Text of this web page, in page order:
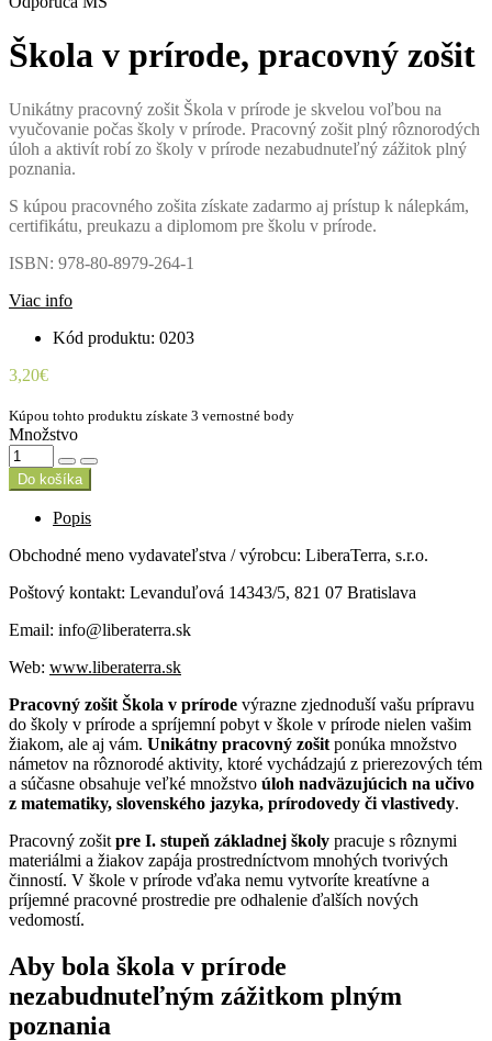
Škola v prírode, pracovný zošit
Unikátny pracovný zošit Škola v prírode je skvelou voľbou na
vyučovanie počas školy v prírode. Pracovný zošit plný rôznorodých
úloh a aktivít robí zo školy v prírode nezabudnuteľný zážitok plný
poznania.
S kúpou pracovného zošita získate zadarmo aj prístup k nálepkám,
certifikátu, preukazu a diplomom pre školu v prírode.
ISBN: 978-80-8979-264-1
Viac info
Kód produktu: 0203
3,20€
Kúpou tohto produktu získate 3 vernostné body
Množstvo
Do košíka
Popis
Obchodné meno vydavateľstva / výrobcu: LiberaTerra, s.r.o.
Poštový kontakt: Levanduľová 14343/5, 821 07 Bratislava
Email: info@liberaterra.sk
Web: www.liberaterra.sk
Pracovný zošit Škola v prírode výrazne zjednoduší vašu prípravu
do školy v prírode a spríjemní pobyt v škole v prírode nielen vašim
žiakom, ale aj vám. Unikátny pracovný zošit ponúka množstvo
námetov na rôznorodé aktivity, ktoré vychádzajú z prierezových tém
a súčasne obsahuje veľké množstvo úloh nadväzujúcich na učivo
z matematiky, slovenského jazyka, prírodovedy či vlastivedy.
Pracovný zošit pre I. stupeň základnej školy pracuje s rôznymi
materiálmi a žiakov zapája prostredníctvom mnohých tvorivých
činností. V škole v prírode vďaka nemu vytvoríte kreatívne a
príjemné pracovné prostredie pre odhalenie ďalších nových
vedomostí.
Aby bola škola v prírode
nezabudnuteľným zážitkom plným
poznania